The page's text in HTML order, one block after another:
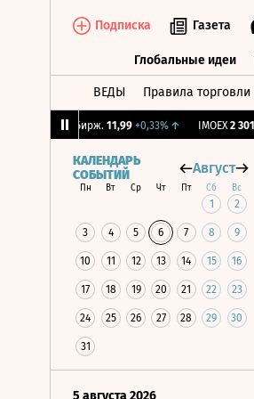
Подписка Газета
Глобальные идеи
ВЕДЫ Правила торговли
CNY Бирж. 11,99 +0,33%↑ IMOEX 2 301,65
КАЛЕНДАРЬ
СОБЫТИЙ
Август
Пн Вт Ср Чт Пт Сб Вс
1 2
3 4 5 6 7 8 9
10 11 12 13 14 15 16
17 18 19 20 21 22 23
24 25 26 27 28 29 30
31
5 августа 2026